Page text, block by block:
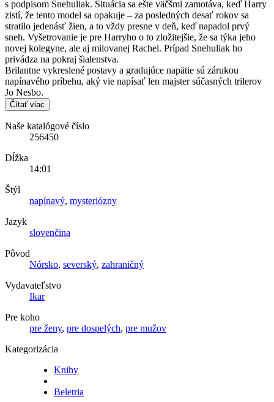
s podpisom Snehuliak. Situácia sa ešte väčšmi zamotáva, keď Harry
zistí, že tento model sa opakuje – za posledných desať rokov sa
stratilo jedenásť žien, a to vždy presne v deň, keď napadol prvý
sneh. Vyšetrovanie je pre Harryho o to zložitejšie, že sa týka jeho
novej kolegyne, ale aj milovanej Rachel. Prípad Snehuliak ho
privádza na pokraj šialenstva.
Brilantne vykreslené postavy a gradujúce napätie sú zárukou
napínavého príbehu, aký vie napísať len majster súčasných trilerov
Jo Nesbo.
Čítať viac
Naše katalógové číslo
256450
Dĺžka
14:01
Štýl
napínavý, mysteriózny
Jazyk
slovenčina
Pôvod
Nórsko, severský, zahraničný
Vydavateľstvo
Ikar
Pre koho
pre ženy, pre dospelých, pre mužov
Kategorizácia
Knihy
Beletria